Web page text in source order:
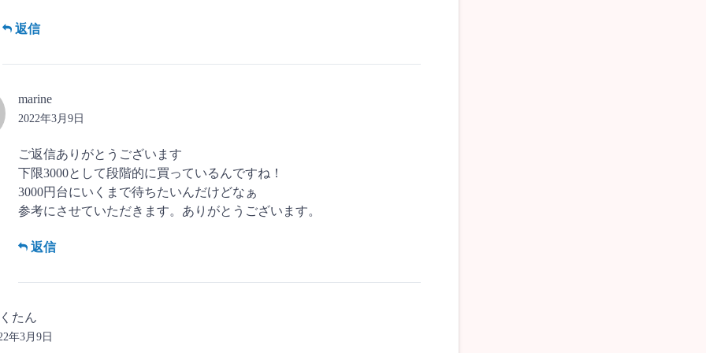
返信
marine
2022年3月9日
ご返信ありがとうございます
下限3000として段階的に買っているんですね！
3000円台にいくまで待ちたいんだけどなぁ
参考にさせていただきます。ありがとうございます。
返信
たん
年3月9日